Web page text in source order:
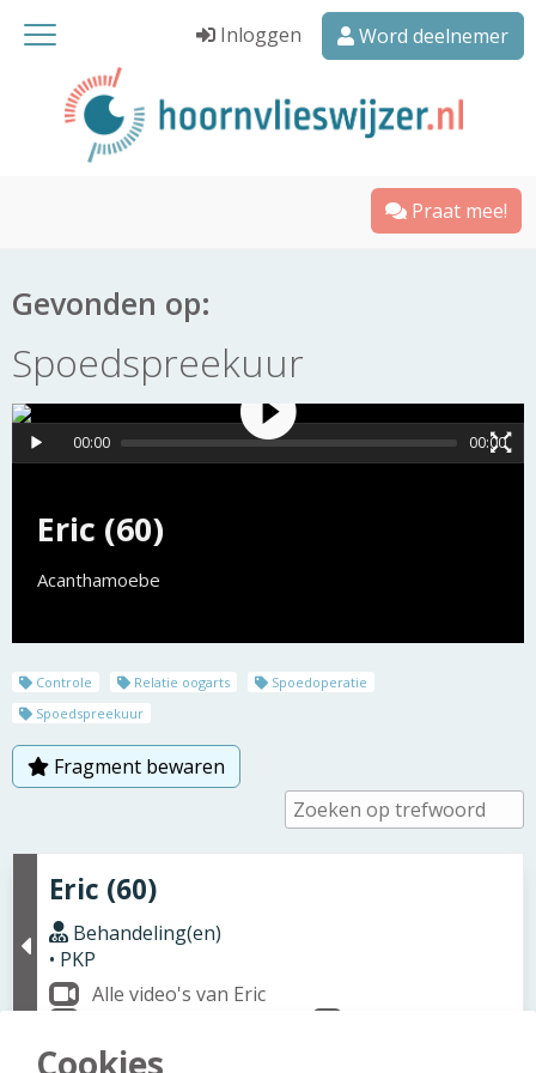
Inloggen Word deelnemer
Praat mee!
Gevonden op:
Spoedspreekuur
Eric (60)
Acanthamoebe
00:00 00:00
Controle Relatie oogarts
Spoedoperatie
Spoedspreekuur
Fragment bewaren
Eric (60)
Behandeling(en)
• PKP
Alle video's van Eric
Cookies